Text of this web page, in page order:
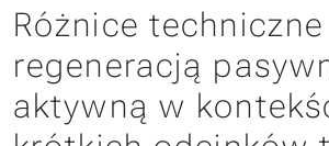
Różnice
regeneracją
aktywną w